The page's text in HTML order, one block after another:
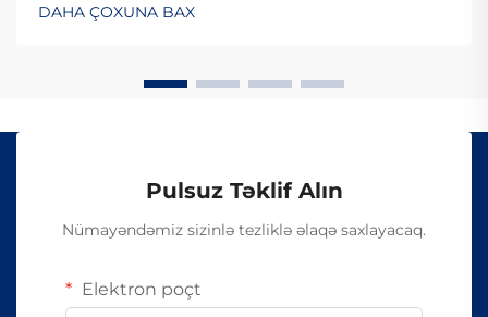
çətindir, çünki onlar elektrik siqnalları ilə deyil, işıq
DAHA ÇOXUNA BAX
Pulsuz Təklif Alın
Nümayəndəmiz sizinlə tezliklə əlaqə saxlayacaq.
Elektron poçt